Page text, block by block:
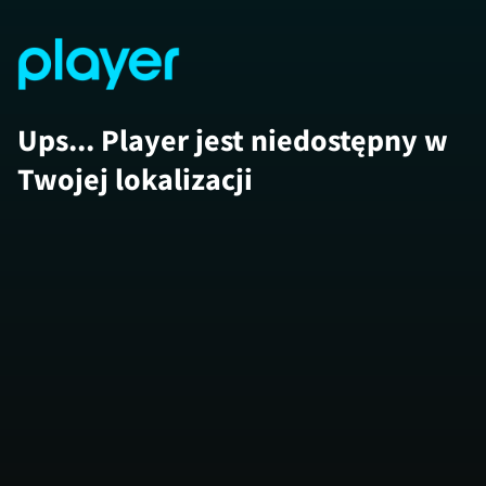
Ups... Player jest niedostępny w
Twojej lokalizacji